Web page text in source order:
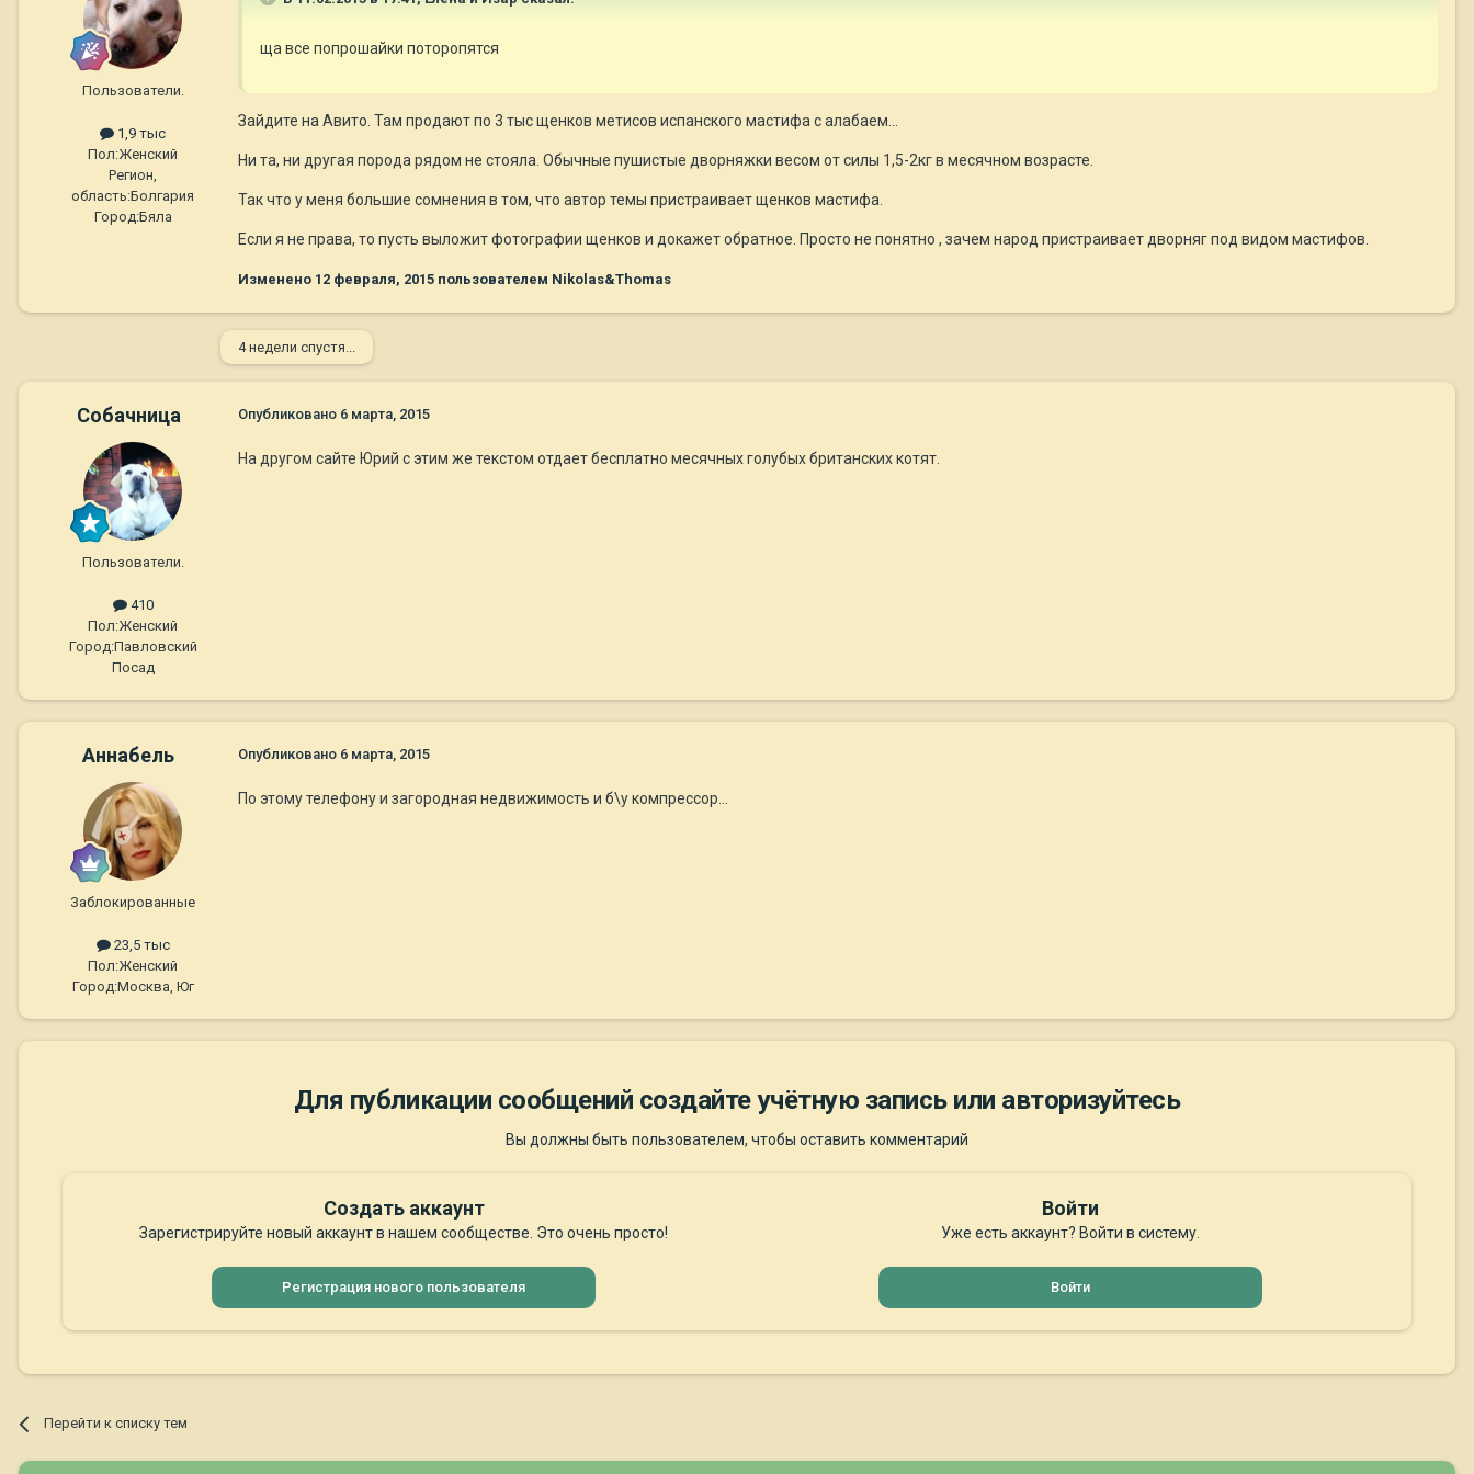
Пользователи.
1,9 тыс
Пол:Женский
Регион,
область:Болгария
Город:Бяла
ща все попрошайки поторопятся
Зайдите на Авито. Там продают по 3 тыс щенков метисов испанского мастифа с алабаем...
Ни та, ни другая порода рядом не стояла. Обычные пушистые дворняжки весом от силы 1,5-2кг в месячном возрасте.
Так что у меня большие сомнения в том, что автор темы пристраивает щенков мастифа.
Если я не права, то пусть выложит фотографии щенков и докажет обратное. Просто не понятно , зачем народ пристраивает дворняг под видом мастифов.
Изменено 12 февраля, 2015 пользователем Nikolas&Thomas
4 недели спустя...
Собачница
Пользователи.
410
Пол:Женский
Город:Павловский
Посад
Опубликовано 6 марта, 2015
На другом сайте Юрий с этим же текстом отдает бесплатно месячных голубых британских котят.
Aннaбель
Заблокированные
23,5 тыс
Пол:Женский
Город:Москва, Юг
Опубликовано 6 марта, 2015
По этому телефону и загородная недвижимость и б\у компрессор...
Для публикации сообщений создайте учётную запись или авторизуйтесь
Вы должны быть пользователем, чтобы оставить комментарий
Создать аккаунт
Зарегистрируйте новый аккаунт в нашем сообществе. Это очень просто!
Регистрация нового пользователя
Войти
Уже есть аккаунт? Войти в систему.
Войти
Перейти к списку тем